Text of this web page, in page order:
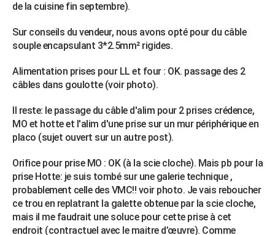
de la cuisine fin septembre).
Sur conseils du vendeur, nous avons opté pour du câble
souple encapsulant 3*2.5mm² rigides.
Alimentation prises pour LL et four : OK. passage des 2
câbles dans goulotte (voir photo).
Il reste: le passage du câble d'alim pour 2 prises crédence,
MO et hotte et l'alim d'une prise sur un mur périphérique en
placo (sujet ouvert sur un autre post).
Orifice pour prise MO : OK (à la scie cloche). Mais pb pour la
prise Hotte: je suis tombé sur une galerie technique ,
probablement celle des VMC!! voir photo. Je vais reboucher
ce trou en replatrant la galette obtenue par la scie cloche,
mais il me faudrait une soluce pour cette prise à cet
endroit (contractuel avec le maitre d’œuvre). Comme